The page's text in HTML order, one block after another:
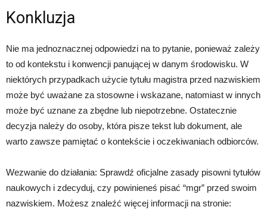
Konkluzja
Nie ma jednoznacznej odpowiedzi na to pytanie, ponieważ zależy
to od kontekstu i konwencji panującej w danym środowisku. W
niektórych przypadkach użycie tytułu magistra przed nazwiskiem
może być uważane za stosowne i wskazane, natomiast w innych
może być uznane za zbędne lub niepotrzebne. Ostatecznie
decyzja należy do osoby, która pisze tekst lub dokument, ale
warto zawsze pamiętać o kontekście i oczekiwaniach odbiorców.
Wezwanie do działania: Sprawdź oficjalne zasady pisowni tytułów
naukowych i zdecyduj, czy powinieneś pisać “mgr” przed swoim
nazwiskiem. Możesz znaleźć więcej informacji na stronie: